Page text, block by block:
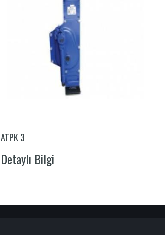
ATPK 3
Detaylı Bilgi